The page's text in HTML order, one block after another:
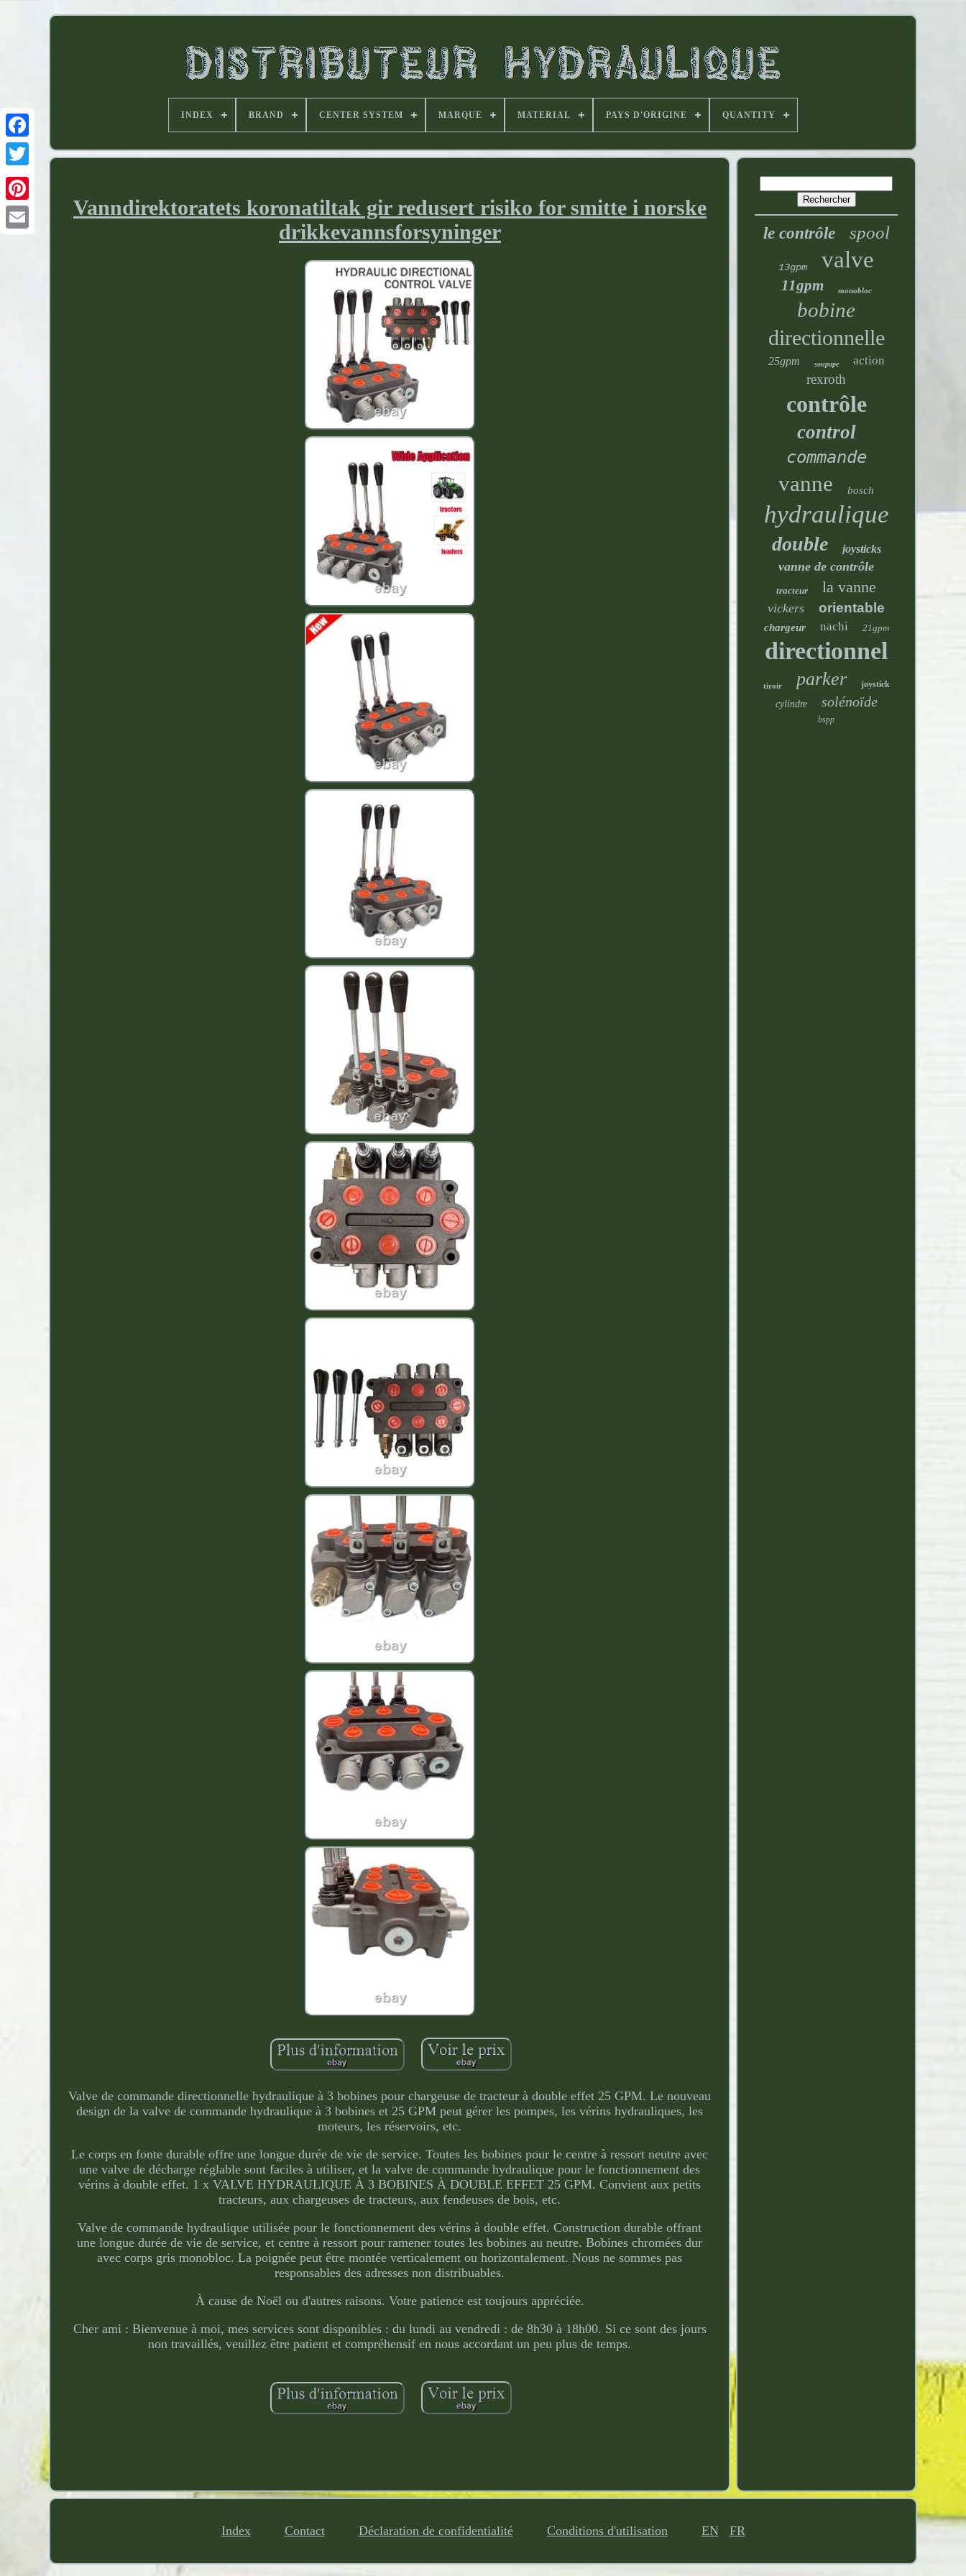
INDEX BRAND CENTER SYSTEM MARQUE MATERIAL PAYS D'ORIGINE QUANTITY
Vanndirektoratets koronatiltak gir redusert risiko for smitte i norske
drikkevannsforsyninger
Valve de commande directionnelle hydraulique à 3 bobines pour chargeuse de tracteur à double effet 25 GPM. Le nouveau
design de la valve de commande hydraulique à 3 bobines et 25 GPM peut gérer les pompes, les vérins hydrauliques, les
moteurs, les réservoirs, etc.
Le corps en fonte durable offre une longue durée de vie de service. Toutes les bobines pour le centre à ressort neutre avec
une valve de décharge réglable sont faciles à utiliser, et la valve de commande hydraulique pour le fonctionnement des
vérins à double effet. 1 x VALVE HYDRAULIQUE À 3 BOBINES À DOUBLE EFFET 25 GPM. Convient aux petits
tracteurs, aux chargeuses de tracteurs, aux fendeuses de bois, etc.
Valve de commande hydraulique utilisée pour le fonctionnement des vérins à double effet. Construction durable offrant
une longue durée de vie de service, et centre à ressort pour ramener toutes les bobines au neutre. Bobines chromées dur
avec corps gris monobloc. La poignée peut être montée verticalement ou horizontalement. Nous ne sommes pas
responsables des adresses non distribuables.
À cause de Noël ou d'autres raisons. Votre patience est toujours appréciée.
Cher ami : Bienvenue à moi, mes services sont disponibles : du lundi au vendredi : de 8h30 à 18h00. Si ce sont des jours
non travaillés, veuillez être patient et compréhensif en nous accordant un peu plus de temps.
le contrôle spool
13gpm valve
11gpm monobloc
bobine
directionnelle
25gpm soupape action
rexroth
contrôle
control
commande
vanne bosch
hydraulique
double joysticks
vanne de contrôle
tracteur la vanne
vickers orientable
chargeur nachi 21gpm
directionnel
tiroir parker joystick
cylindre solénoïde
bspp
Index Contact Déclaration de confidentialité Conditions d'utilisation EN FR